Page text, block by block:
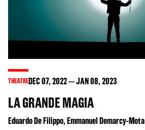
THEATREDEC07, 2022 JAN08, 2023
LA GRANDE MAGIA
Eduardo De Filippo, Emmanuel Demarcy-Mota